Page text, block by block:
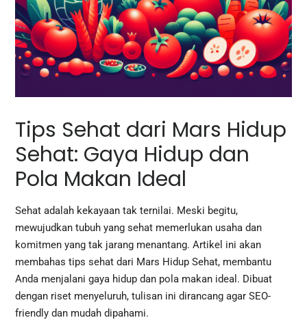
Tips Sehat dari Mars Hidup
Sehat: Gaya Hidup dan
Pola Makan Ideal
Sehat adalah kekayaan tak ternilai. Meski begitu,
mewujudkan tubuh yang sehat memerlukan usaha dan
komitmen yang tak jarang menantang. Artikel ini akan
membahas tips sehat dari Mars Hidup Sehat, membantu
Anda menjalani gaya hidup dan pola makan ideal. Dibuat
dengan riset menyeluruh, tulisan ini dirancang agar SEO-
friendly dan mudah dipahami.